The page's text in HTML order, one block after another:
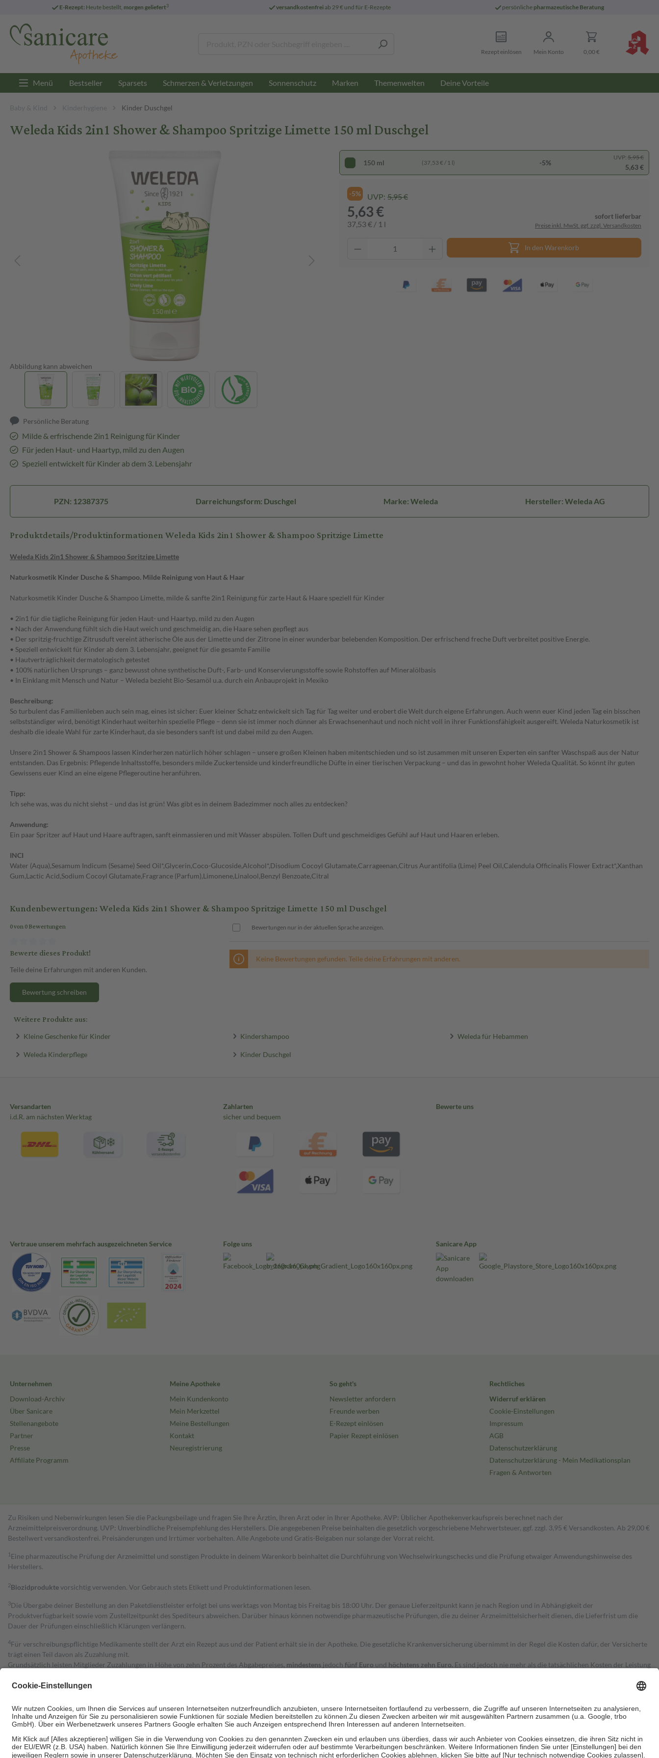
E-Rezept: Heute bestellt, morgen geliefert3 versandkostenfreiab 29 € und für E-Rezepte persönliche pharmazeutische Beratung
Rezept einlösen Mein Konto 0,00 €
Menü Bestseller Sparsets Schmerzen & Verletzungen Sonnenschutz Marken Themenwelten Deine Vorteile
Baby & Kind Kinderhygiene Kinder Duschgel
Weleda Kids 2in1 Shower & Shampoo Spritzige Limette 150 ml Duschgel
Abbildung kann abweichen
Persönliche Beratung
Milde & erfrischende 2in1 Reinigung für Kinder
Für jeden Haut- und Haartyp, mild zu den Augen
Speziell entwickelt für Kinder ab dem 3. Lebensjahr
150 ml (37,53 € / 1 l) -5%
UVP: 5,95 €
5,63 €
-5% UVP: 5,95 €
5,63 €
37,53 € / 1 l
sofort lieferbar
Preise inkl. MwSt. ggf. zzgl. Versandkosten
In den Warenkorb
PZN: 12387375 Darreichungsform: Duschgel Marke: Weleda Hersteller: Weleda AG
Produktdetails/Produktinformationen Weleda Kids 2in1 Shower & Shampoo Spritzige Limette
Weleda Kids 2in1 Shower & Shampoo Spritzige Limette
Naturkosmetik Kinder Dusche & Shampoo. Milde Reinigung von Haut & Haar
Naturkosmetik Kinder Dusche & Shampoo Limette, milde & sanfte 2in1 Reinigung für zarte Haut & Haare speziell für Kinder
• 2in1 für die tägliche Reinigung für jeden Haut- und Haartyp, mild zu den Augen
• Nach der Anwendung fühlt sich die Haut weich und geschmeidig an, die Haare sehen gepflegt aus
• Der spritzig-fruchtige Zitrusduft vereint ätherische Öle aus der Limette und der Zitrone in einer wunderbar belebenden Komposition. Der erfrischend freche Duft verbreitet positive Energie.
• Speziell entwickelt für Kinder ab dem 3. Lebensjahr, geeignet für die gesamte Familie
• Hautverträglichkeit dermatologisch getestet
• 100% natürlichen Ursprungs – ganz bewusst ohne synthetische Duft-, Farb- und Konservierungsstoffe sowie Rohstoffen auf Mineralölbasis
• In Einklang mit Mensch und Natur – Weleda bezieht Bio-Sesamöl u.a. durch ein Anbauprojekt in Mexiko
Beschreibung:
So turbulent das Familienleben auch sein mag, eines ist sicher: Euer kleiner Schatz entwickelt sich Tag für Tag weiter und erobert die Welt durch eigene Erfahrungen. Auch wenn euer Kind jeden Tag ein bisschen
selbstständiger wird, benötigt Kinderhaut weiterhin spezielle Pflege – denn sie ist immer noch dünner als Erwachsenenhaut und noch nicht voll in ihrer Funktionsfähigkeit ausgereift. Weleda Naturkosmetik ist
deshalb die ideale Wahl für zarte Kinderhaut, da sie besonders sanft ist und dabei mild zu den Augen.
Unsere 2in1 Shower & Shampoos lassen Kinderherzen natürlich höher schlagen – unsere großen Kleinen haben mitentschieden und so ist zusammen mit unseren Experten ein sanfter Waschspaß aus der Natur
entstanden. Das Ergebnis: Pflegende Inhaltsstoffe, besonders milde Zuckertenside und kinderfreundliche Düfte in einer tierischen Verpackung – und das in gewohnt hoher Weleda Qualität. So könnt ihr guten
Gewissens euer Kind an eine eigene Pflegeroutine heranführen.
Tipp:
Ich sehe was, was du nicht siehst – und das ist grün! Was gibt es in deinem Badezimmer noch alles zu entdecken?
Anwendung:
Ein paar Spritzer auf Haut und Haare auftragen, sanft einmassieren und mit Wasser abspülen. Tollen Duft und geschmeidiges Gefühl auf Haut und Haaren erleben.
INCI
Water (Aqua),Sesamum Indicum (Sesame) Seed Oil*,Glycerin,Coco-Glucoside,Alcohol*,Disodium Cocoyl Glutamate,Carrageenan,Citrus Aurantifolia (Lime) Peel Oil,Calendula Officinalis Flower Extract*,Xanthan
Gum,Lactic Acid,Sodium Cocoyl Glutamate,Fragrance (Parfum),Limonene,Linalool,Benzyl Benzoate,Citral
Kundenbewertungen: Weleda Kids 2in1 Shower & Shampoo Spritzige Limette 150 ml Duschgel
0 von 0 Bewertungen
Bewerte dieses Produkt!
Teile deine Erfahrungen mit anderen Kunden.
Bewertung schreiben
Bewertungen nur in der aktuellen Sprache anzeigen.
Keine Bewertungen gefunden. Teile deine Erfahrungen mit anderen.
Weitere Produkte aus:
Kleine Geschenke für Kinder Kindershampoo Weleda für Hebammen
Weleda Kinderpflege Kinder Duschgel
Versandarten
i.d.R. am nächsten Werktag
Zahlarten
sicher und bequem
Bewerte uns
Vertraue unserem mehrfach ausgezeichneten Service Folge uns Sanicare App
Unternehmen
Download-Archiv
Über Sanicare
Stellenangebote
Partner
Presse
Affiliate Programm
Meine Apotheke
Mein Kundenkonto
Mein Merkzettel
Meine Bestellungen
Kontakt
Neuregistrierung
So geht's
Newsletter anfordern
Freunde werben
E-Rezept einlösen
Papier Rezept einlösen
Rechtliches
Widerruf erklären
Cookie-Einstellungen
Impressum
AGB
Datenschutzerklärung
Datenschutzerklärung - Mein Medikationsplan
Fragen & Antworten
Zu Risiken und Nebenwirkungen lesen Sie die Packungsbeilage und fragen Sie Ihre Ärztin, Ihren Arzt oder in Ihrer Apotheke. AVP: Üblicher Apothekenverkaufspreis berechnet nach der
Arzneimittelpreisverordnung. UVP: Unverbindliche Preisempfehlung des Herstellers. Die angegebenen Preise beinhalten die gesetzlich vorgeschriebene Mehrwertsteuer, ggf. zzgl. 3,95 € Versandkosten. Ab 29,00 €
Bestell­wert versand­kosten­frei. Preisänderungen und Irrtümer vorbehalten. Alle Angebote und Gratis-Beigaben nur solange der Vorrat reicht.
1 Eine pharmazeutische Prüfung der Arzneimittel und sonstigen Produkte in deinem Warenkorb beinhaltet die Durchführung von Wechselwirkungschecks und die Prüfung etwaiger Anwendungshinweise des
Herstellers.
2Biozidproduktevorsichtig verwenden. Vor Gebrauch stets Etikett und Produktinformationen lesen.
3Die Übergabe deiner Bestellung an den Paketdienstleister erfolgt bei uns werktags von Montag bis Freitag bis 18:00 Uhr. Der genaue Lieferzeitpunkt kann je nach Region und in Abhängigkeit der
Produktverfügbarkeit sowie vom Zustellzeitpunkt des Spediteurs abweichen. Darüber hinaus können notwendige pharmazeutische Prüfungen, die zu deiner Arzneimittelsicherheit dienen, die Lieferfrist um die
Dauer der Prüfungen einschließlich Klärungen verlängern.
4Für verschreibungspflichtige Medikamente stellt der Arzt ein Rezept aus und der Patient erhält sie in der Apotheke. Die gesetzliche Krankenversicherung übernimmt in der Regel die Kosten dafür, der Versicherte
trägt einen Teil davon als Zuzahlung mit.
Grundsätzlich leisten Mitglieder Zuzahlungen in Höhe von zehn Prozent des Abgabepreises, mindestens jedoch fünf Euro und höchstens zehn Euro. Es sind jedoch nie mehr als die tatsächlichen Kosten der Leistung
Diese Regeln gelten grundsätzlich auch für Online-Apotheken.
Um das Engagement der Versicherten für ihre eigene Gesundheit zu stärken und die besondere Stellung der Familie zu unterstützen, fallenkeine Zuzahlungen an bei:
• Kindern und Jugendlichen bis zum vollendeten 18. Lebensjahr mit Ausnahme der Fahrkosten
• Untersuchungen zur Vorsorge und Früherkennung, die von der GKV getragen werden
• empfohlenen Schutzimpfungen
• Harn- und Blutteststreifen